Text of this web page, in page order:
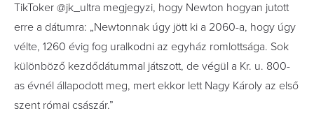
TikToker @jk_ultra megjegyzi, hogy Newton hogyan jutott
erre a dátumra: „Newtonnak úgy jött ki a 2060-a, hogy úgy
vélte, 1260 évig fog uralkodni az egyház romlottsága. Sok
különböző kezdődátummal játszott, de végül a Kr. u. 800-
as évnél állapodott meg, mert ekkor lett Nagy Károly az első
szent római császár.”